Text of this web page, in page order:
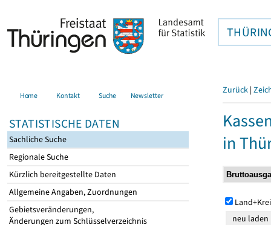
Home Kontakt Suche Newsletter
STATISTISCHE DATEN
Sachliche Suche
Regionale Suche
Kürzlich bereitgestellte Daten
Allgemeine Angaben, Zuordnungen
Gebietsveränderungen,
Änderungen zum Schlüsselverzeichnis
Zurück |
in